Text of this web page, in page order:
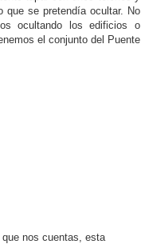
que se pretendía ocultar. No
ocultando los edificios o
el conjunto del Puente
nos cuentas, esta